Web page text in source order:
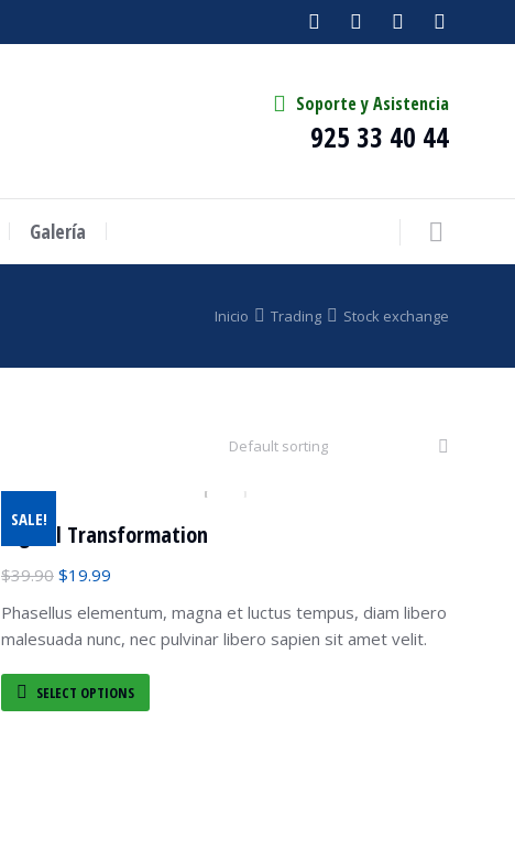
Soporte y Asistencia
925 33 40 44
Galería
Inicio Trading Stock exchange
SALE!
Digital Transformation
$39.90 $19.99
Phasellus elementum, magna et luctus tempus, diam libero
malesuada nunc, nec pulvinar libero sapien sit amet velit.
SELECT OPTIONS